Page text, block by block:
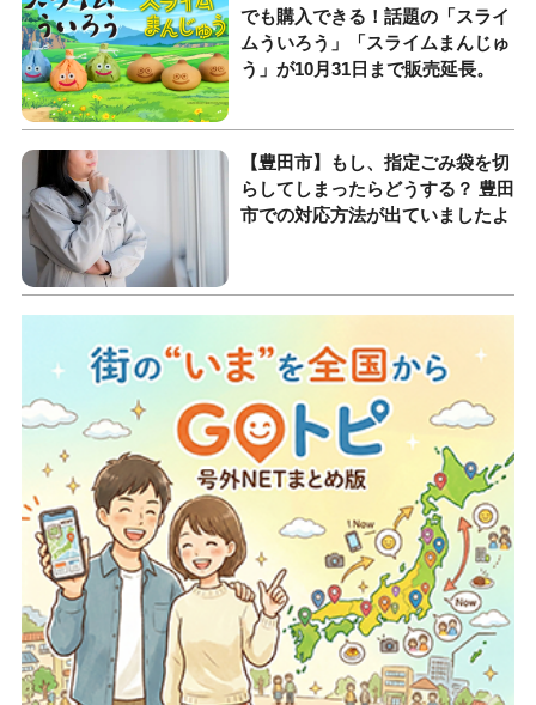
でも購入できる！話題の「スライ
ムういろう」「スライムまんじゅ
う」が10月31日まで販売延長。
【豊田市】もし、指定ごみ袋を切
らしてしまったらどうする？ 豊田
市での対応方法が出ていましたよ